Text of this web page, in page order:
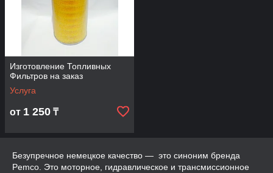
Изготовление Топливных
Фильтров на заказ
Услуга
от 1 250 ₸
Безупречное немецкое качество — это синоним бренда
Pemco. Это моторное, гидравлическое и трансмиссионное